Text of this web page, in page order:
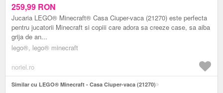
259,99 RON
Jucaria LEGO® Minecraft® Casa Ciuper-vaca (21270) este perfecta
pentru jucatorii Minecraft si copiii care adora sa creeze case, sa aiba
grija de an...
lego®, lego® minecraft
noriel.ro
Similar cu LEGO® Minecraft - Casa Ciuper-vaca (21270)